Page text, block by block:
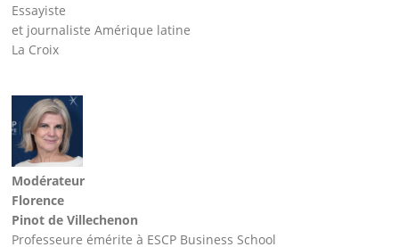
Essayiste
et journaliste Amérique latine
La Croix
Modérateur
Florence
Pinot de Villechenon
Professeure émérite à ESCP Business School